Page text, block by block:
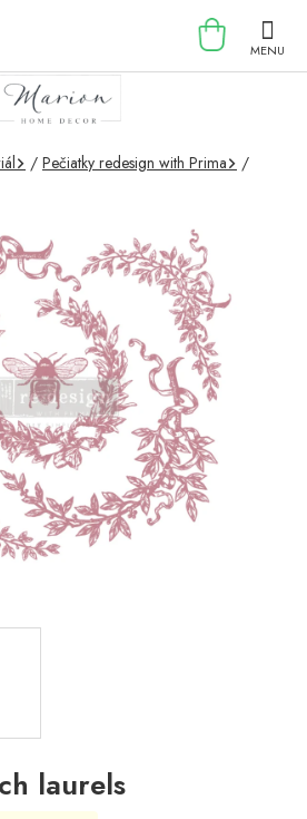
KOŠÍK
/ Pečiatky redesign with Prima
/
laurels